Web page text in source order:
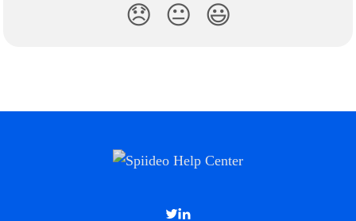
😞 😐 😃